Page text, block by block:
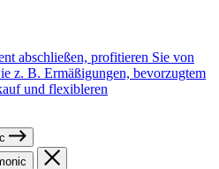
abschließen, profitieren Sie von
z. B. Ermäßigungen, bevorzugtem
und flexibleren